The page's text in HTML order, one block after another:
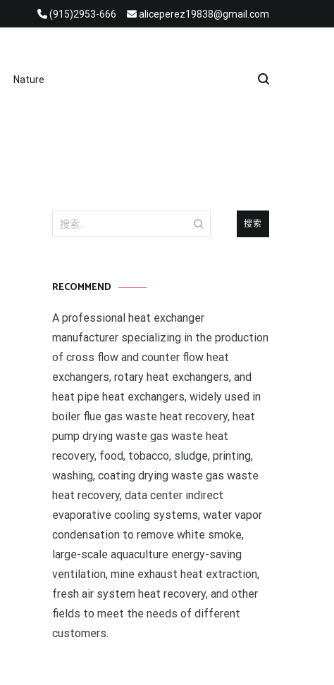
(915)2953-666 aliceperez19838@gmail.com
Nature
搜
索：
RECOMMEND
A professional heat exchanger
manufacturer specializing in the production
of cross flow and counter flow heat
exchangers, rotary heat exchangers, and
heat pipe heat exchangers, widely used in
boiler flue gas waste heat recovery, heat
pump drying waste gas waste heat
recovery, food, tobacco, sludge, printing,
washing, coating drying waste gas waste
heat recovery, data center indirect
evaporative cooling systems, water vapor
condensation to remove white smoke,
large-scale aquaculture energy-saving
ventilation, mine exhaust heat extraction,
fresh air system heat recovery, and other
fields to meet the needs of different
customers.